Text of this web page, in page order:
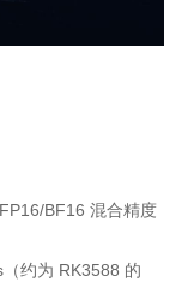
BF16 混合精度
约为 RK3588 的